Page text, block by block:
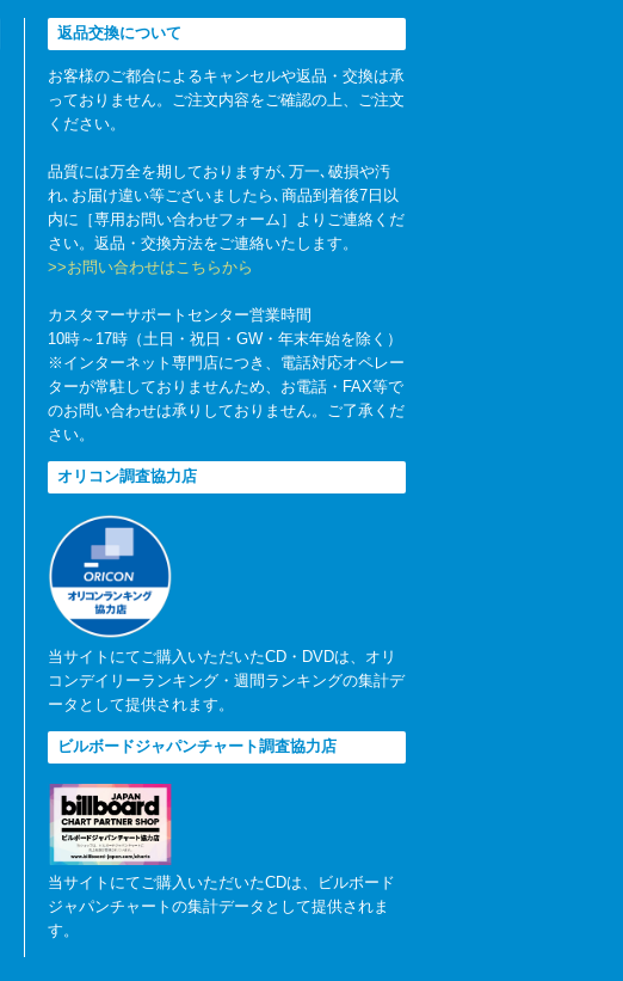
返品交換について
お客様のご都合によるキャンセルや返品・交換は承
っておりません。ご注文内容をご確認の上、ご注文
ください。
品質には万全を期しておりますが､万一､破損や汚
れ､お届け違い等ございましたら､商品到着後7日以
内に［専用お問い合わせフォーム］よりご連絡くだ
さい。返品・交換方法をご連絡いたします。
>>お問い合わせはこちらから
カスタマーサポートセンター営業時間
10時～17時（土日・祝日・GW・年末年始を除く）
※インターネット専門店につき、電話対応オペレー
ターが常駐しておりませんため、お電話・FAX等で
のお問い合わせは承りしておりません。ご了承くだ
さい。
オリコン調査協力店
当サイトにてご購入いただいたCD・DVDは、オリ
コンデイリーランキング・週間ランキングの集計デ
ータとして提供されます。
ビルボードジャパンチャート調査協力店
当サイトにてご購入いただいたCDは、ビルボード
ジャパンチャートの集計データとして提供されま
す。